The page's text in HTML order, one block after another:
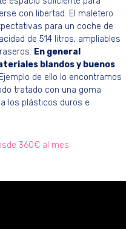
con libertad. El maletero
para un coche de
de 514 litros, ampliables
En general
blandos y buenos
Ejemplo de ello lo encontramos
tratado con una goma
los plásticos duros e
360€ al mes.